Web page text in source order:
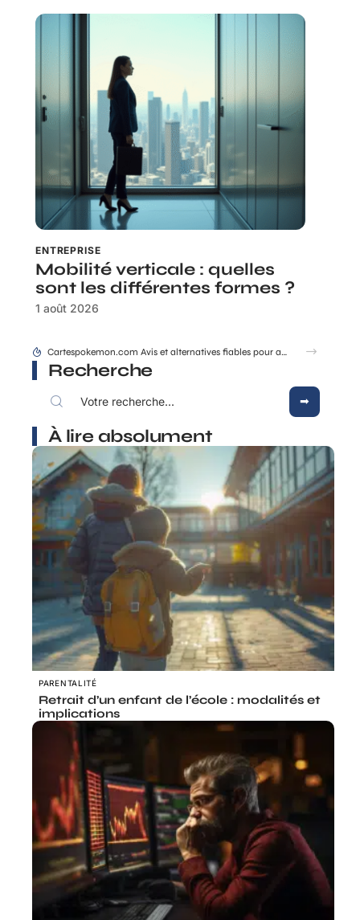
ENTREPRISE
Mobilité verticale : quelles
sont les différentes formes ?
1 août 2026
Les grandes ruptures qui ont changé la dynastie des rois de France
Recherche
À lire absolument
PARENTALITÉ
Retrait d’un enfant de l’école : modalités et
implications